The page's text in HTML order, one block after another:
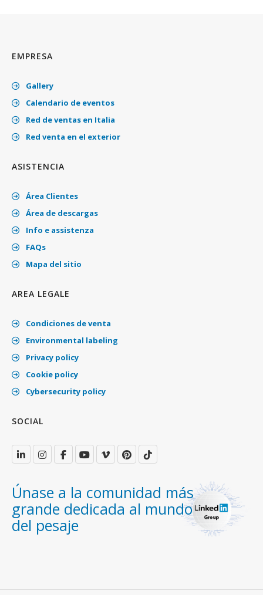
EMPRESA
Gallery
Calendario de eventos
Red de ventas en Italia
Red venta en el exterior
ASISTENCIA
Área Clientes
Área de descargas
Info e assistenza
FAQs
Mapa del sitio
AREA LEGALE
Condiciones de venta
Environmental labeling
Privacy policy
Cookie policy
Cybersecurity policy
SOCIAL
Únase a la comunidad más
grande dedicada al mundo
del pesaje